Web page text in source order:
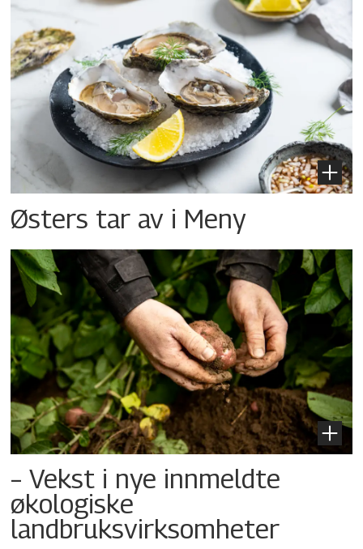
Østers tar av i Meny
– Vekst i nye innmeldte
økologiske
landbruksvirksomheter